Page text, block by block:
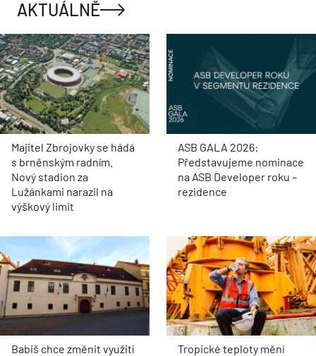
AKTUÁLNĚ
Majitel Zbrojovky se hádá
s brněnským radním.
Nový stadion za
Lužánkami narazil na
výškový limit
ASB GALA 2026:
Představujeme nominace
na ASB Developer roku –
rezidence
Babiš chce změnit využití
Tropické teploty mění